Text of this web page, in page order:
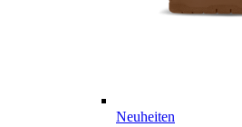
Neuheiten